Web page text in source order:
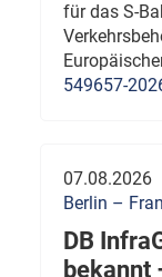
für das S-
549657-
07.08.2026
Berlin –
DB
bekannt